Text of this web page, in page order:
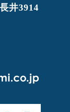
井3914